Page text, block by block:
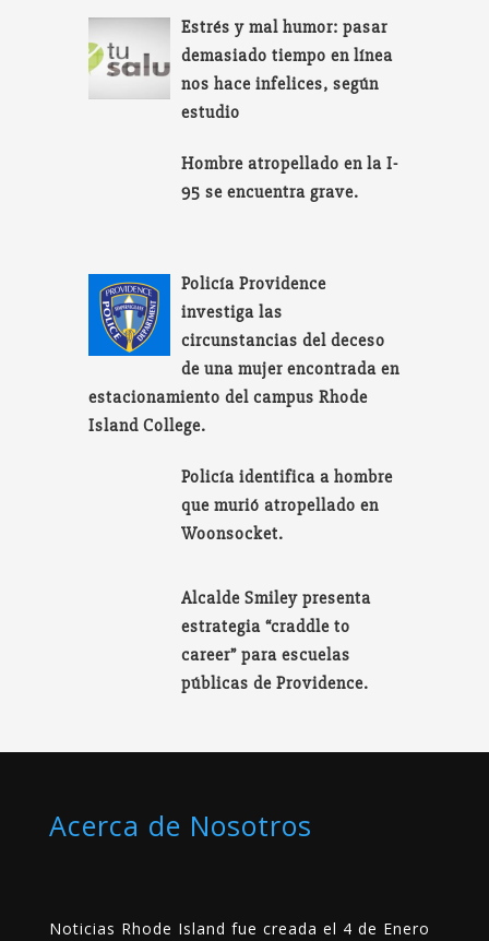
Estrés y mal humor: pasar
demasiado tiempo en línea
nos hace infelices, según
estudio
Hombre atropellado en la I-
95 se encuentra grave.
Policía Providence
investiga las
circunstancias del deceso
de una mujer encontrada en
estacionamiento del campus Rhode
Island College.
Policía identifica a hombre
que murió atropellado en
Woonsocket.
Alcalde Smiley presenta
estrategia “craddle to
career” para escuelas
públicas de Providence.
Acerca de Nosotros
Noticias Rhode Island fue creada el 4 de Enero